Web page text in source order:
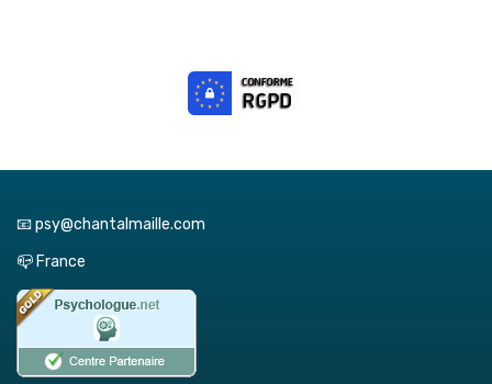
📧 psy@chantalmaille.com
📪 France